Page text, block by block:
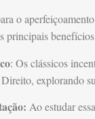
o
benefícios
: Os clássicos
explorando
Ao estudar